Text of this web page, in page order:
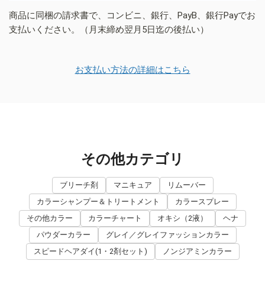
商品に同梱の請求書で、コンビニ、銀行、PayB、銀行Payでお
支払いください。（月末締め翌月5日迄の後払い）
お支払い方法の詳細はこちら
その他カテゴリ
ブリーチ剤 マニキュア
リムーバー
カラーシャンプー＆トリートメント
カラースプレー
その他カラー
カラーチャート オキシ（2液）
ヘナ
パウダーカラー
グレイ／グレイファッションカラー
スピードヘアダイ(1・2剤セット)
ノンジアミンカラー